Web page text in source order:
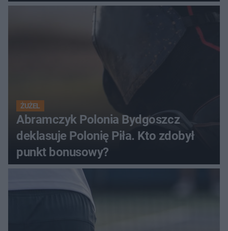
ŻUŻEL
Abramczyk Polonia Bydgoszcz
deklasuje Polonię Piła. Kto zdobył
punkt bonusowy?